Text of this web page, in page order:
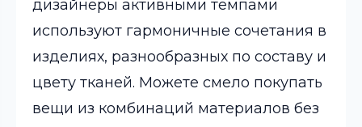
дизайнеры активными темпами
используют гармоничные сочетания в
изделиях, разнообразных по составу и
цвету тканей. Можете смело покупать
вещи из комбинаций материалов без